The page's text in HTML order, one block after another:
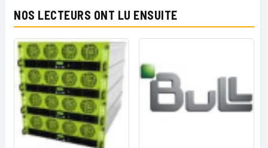
NOS LECTEURS ONT LU ENSUITE